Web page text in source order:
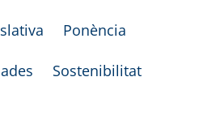
Ponència
Sostenibilitat